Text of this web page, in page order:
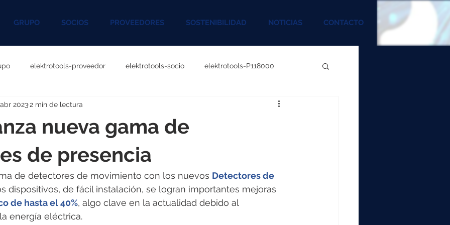
GRUPO SOCIOS PROVEEDORES SOSTENIBILIDAD NOTICIAS CONTACTO
elektrotools-proveedor elektrotools-socio elektrotools-P118000
P060000 elektrotools-P027000
P096000 elektrotools-P041000
P046000 elektrotools-P121000 elektrotools-P118000
nueva gama de
de presencia
20232 min de lectura
de detectores de movimiento con los nuevos Detectores de
dispositivos, de fácil instalación, se logran importantes mejoras
de hasta el 40%, algo clave en la actualidad debido al
energía eléctrica.